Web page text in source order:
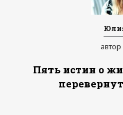
Пять истин о